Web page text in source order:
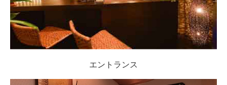
エントランス